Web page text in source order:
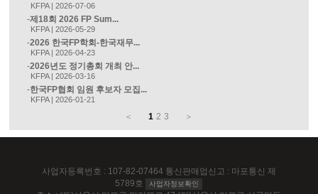
KFPA | 2026-07-06
제18회 2026 FP Sum...
KFPA | 2026-05-29
2026 한국FP학회-한국재무...
KFPA | 2026-04-23
2026년도 정기총회 개최 안...
KFPA | 2026-03-16
한국FP협회 임원 후보자 모집...
KFPA | 2026-01-21
＜ 1 2 3 ＞
사업자등록번호 : 107-82-07464 통신판매업신고 : 마포통신 제
5789호
사업자정보확인